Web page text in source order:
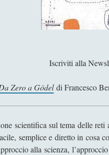
Iscriviti alla
Zero a Gödel di Francesco
scientifica sul tema delle reti
semplice e diretto in cosa
alla scienza,